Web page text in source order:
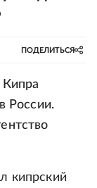
ПОДЕЛИТЬСЯ
России.
кипрский